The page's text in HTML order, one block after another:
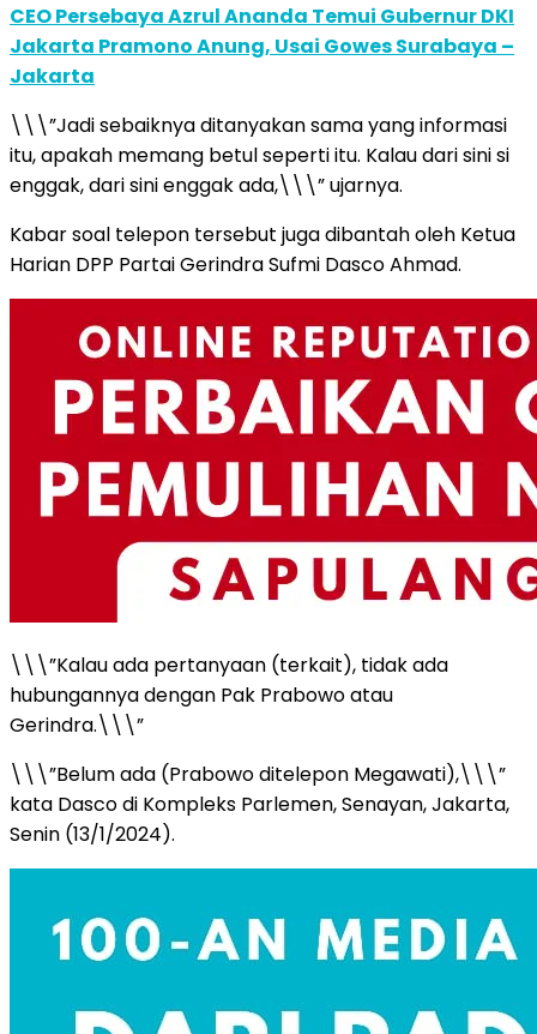
CEO Persebaya Azrul Ananda Temui Gubernur DKI
Jakarta Pramono Anung, Usai Gowes Surabaya –
Jakarta
\\\”Jadi sebaiknya ditanyakan sama yang informasi
itu, apakah memang betul seperti itu. Kalau dari sini si
enggak, dari sini enggak ada,\\\” ujarnya.
Kabar soal telepon tersebut juga dibantah oleh Ketua
Harian DPP Partai Gerindra Sufmi Dasco Ahmad.
\\\”Kalau ada pertanyaan (terkait), tidak ada
hubungannya dengan Pak Prabowo atau
Gerindra.\\\”
\\\”Belum ada (Prabowo ditelepon Megawati),\\\”
kata Dasco di Kompleks Parlemen, Senayan, Jakarta,
Senin (13/1/2024).